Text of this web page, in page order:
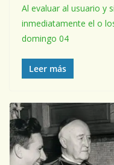
Al evaluar al usuario y
inmediatamente el o
domingo 04
Leer más